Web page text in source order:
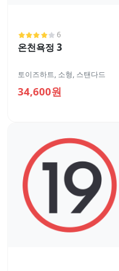
6
온천욕정 3
토이즈하트, 소형, 스탠다드
34,600원